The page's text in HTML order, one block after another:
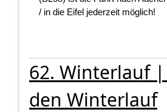
/ in die Eifel jederzeit möglich!
62. Winterlauf
den Winterlauf